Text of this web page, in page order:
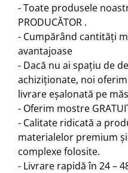
- Toate produsele
PRODUCĂTOR .
- Cumpărând cantități
avantajoase
- Dacă nu ai spațiu de
achiziționate, noi oferim
livrare eșalonată pe
- Oferim mostre
- Calitate ridicată a
materialelor premium
complexe folosite.
- Livrare rapidă în 24 –